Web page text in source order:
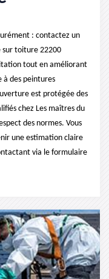
: contactez un
sur toiture 22200
tout en améliorant
à des peintures
est protégée des
chez Les maîtres du
des normes. Vous
une estimation claire
via le formulaire